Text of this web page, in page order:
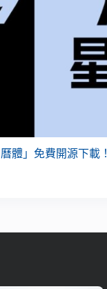
體」免費開源下載